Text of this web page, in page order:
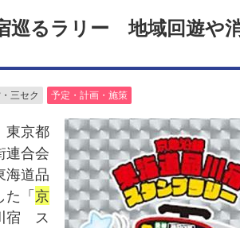
巡るラリー 地域回遊や
三セク 予定・計画・施策
東京都
連合会
海道品
た「京
宿 ス